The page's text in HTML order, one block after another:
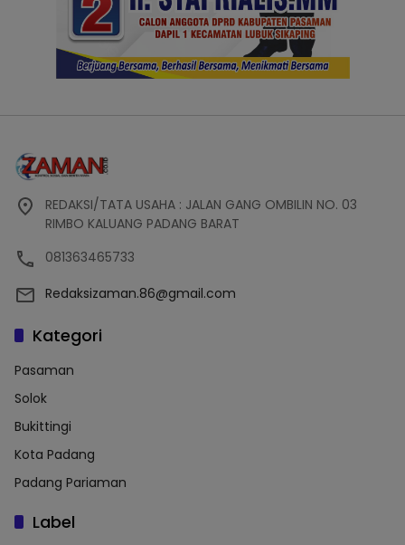
REDAKSI/TATA USAHA : JALAN GANG OMBILIN NO. 03
RIMBO KALUANG PADANG BARAT
081363465733
Redaksizaman.86@gmail.com
Kategori
Pasaman
Solok
Bukittingi
Kota Padang
Padang Pariaman
Label